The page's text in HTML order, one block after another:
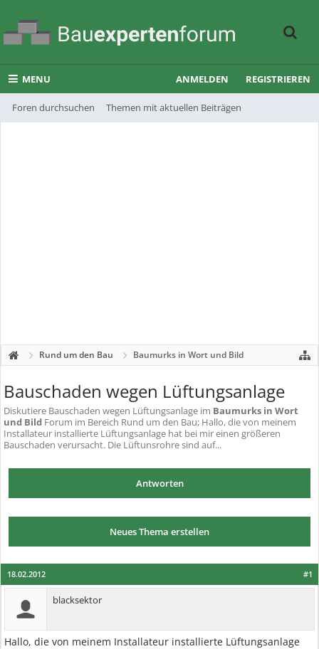
MENU
Foren durchsuchen Themen mit aktuellen Beiträgen
ANMELDEN REGISTRIEREN
Rund um den Bau Baumurks in Wort und Bild
Bauschaden wegen Lüftungsanlage
Diskutiere Bauschaden wegen Lüftungsanlage im Baumurks in Wort
und Bild Forum im Bereich Rund um den Bau; Hallo, die von meinem
Installateur installierte Lüftungsanlage hat bei mir einen größeren
Bauschaden verursacht. Die Lüftunsrohre sind auf...
Antworten
Neues Thema erstellen
#1
18.02.2012
blacksektor
Hallo, die von meinem Installateur installierte Lüftungsanlage